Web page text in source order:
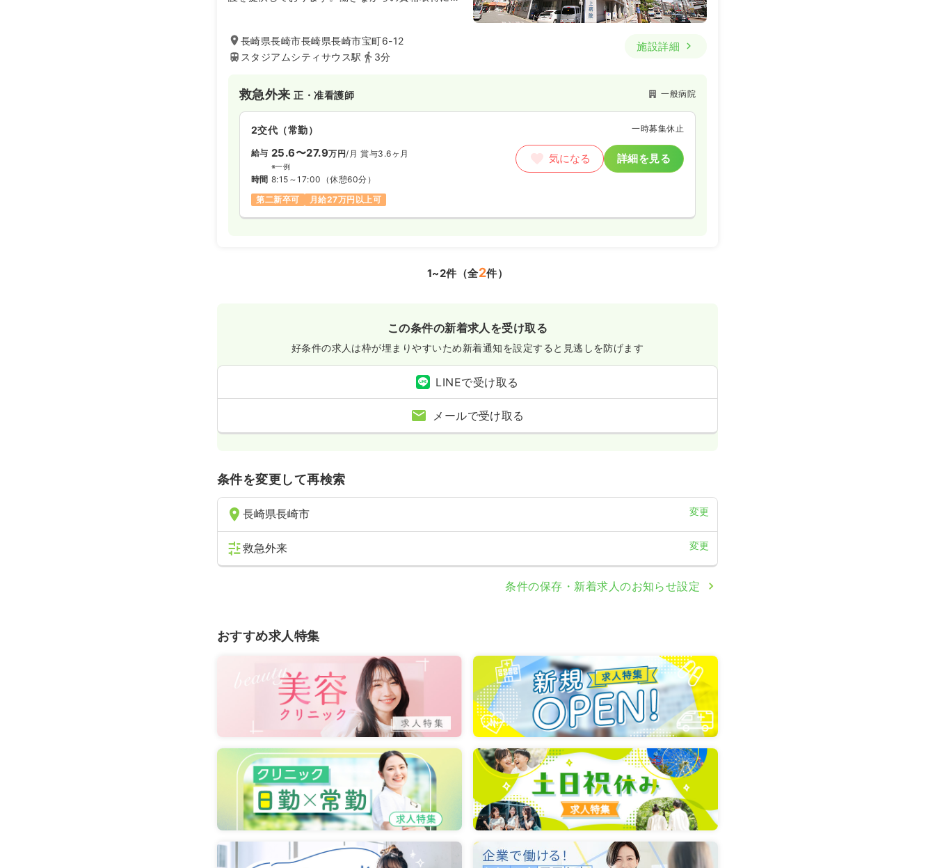
なっております。
これから100年後も長崎の方に必要とされる地域密
医療ケア・病気予防・在宅医療サポートの分野で16
の施設サービスを展開しております。2024年5月に
外来センターも新築され、法人全体で包括的な体制
を整えています。
長崎県長崎市長崎県長崎市宝町6-12
スタジアムシティサウス駅
3分
施設詳細
救急外来正・准看護師 一般病院
2交代（常勤） 一時募集休止
給与 25.6〜27.9万円/月 賞与3.6ヶ月
※一例
時間 8:15～17:00 （休憩60分）
第二新卒可
月給27万円以上可
気になる 詳細を見る
1~2件（全2件）
この条件の新着求人を受け取る
好条件の求人は枠が埋まりやすいため新着通知を設定すると見逃しを防げます
LINEで受け取る
メールで受け取る
条件を変更して再検索
長崎県長崎市 変更
救急外来 変更
条件の保存・新着求人のお知らせ設定
おすすめ求人特集